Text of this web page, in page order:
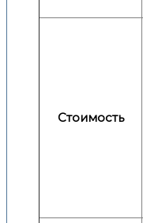
Стоимость